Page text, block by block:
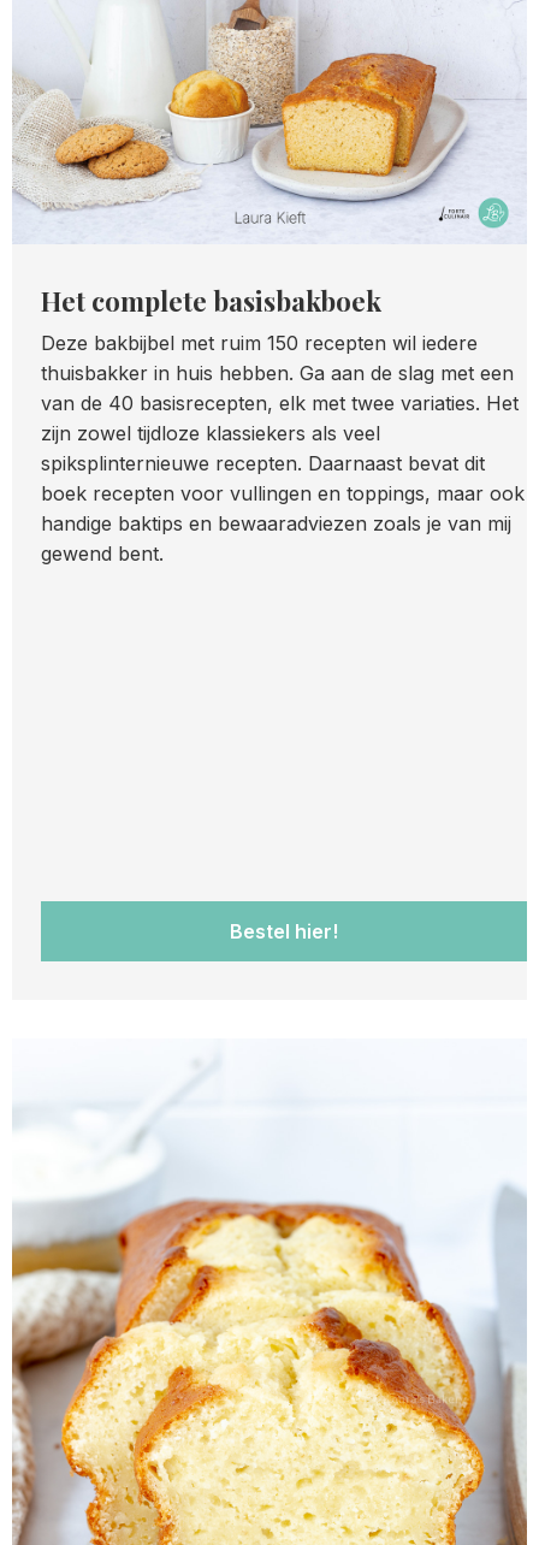
Het complete basisbakboek
Deze bakbijbel met ruim 150 recepten wil iedere
thuisbakker in huis hebben. Ga aan de slag met een
van de 40 basisrecepten, elk met twee variaties. Het
zijn zowel tijdloze klassiekers als veel
spiksplinternieuwe recepten. Daarnaast bevat dit
boek recepten voor vullingen en toppings, maar ook
handige baktips en bewaaradviezen zoals je van mij
gewend bent.
Bestel hier!